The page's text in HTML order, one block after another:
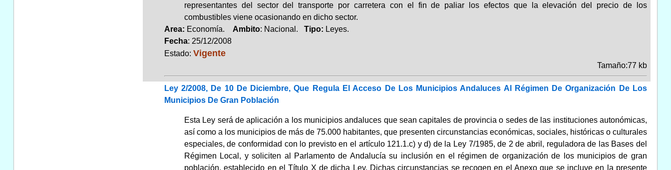
representantes del sector del transporte por carretera con el fin de paliar los efectos que la elevación del precio de los
combustibles viene ocasionando en dicho sector.
Area: Economía. Ambito: Nacional. Tipo: Leyes.
Fecha: 25/12/2008
Estado: Vigente
Tamaño:77 kb
Ley 2/2008, De 10 De Diciembre, Que Regula El Acceso De Los Municipios Andaluces Al Régimen De Organización De Los
Municipios De Gran Población
Esta Ley será de aplicación a los municipios andaluces que sean capitales de provincia o sedes de las instituciones autonómicas,
así como a los municipios de más de 75.000 habitantes, que presenten circunstancias económicas, sociales, históricas o culturales
especiales, de conformidad con lo previsto en el artículo 121.1.c) y d) de la Ley 7/1985, de 2 de abril, reguladora de las Bases del
Régimen Local, y soliciten al Parlamento de Andalucía su inclusión en el régimen de organización de los municipios de gran
población, establecido en el Título X de dicha Ley. Dichas circunstancias se recogen en el Anexo que se incluye en la presente